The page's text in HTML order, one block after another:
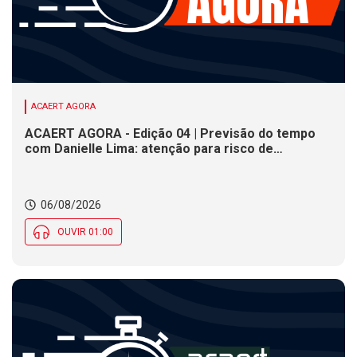
ACAERT AGORA
ACAERT AGORA - Edição 04 | Previsão do tempo
com Danielle Lima: atenção para risco de
06/08/2026
OUVIR 01:00